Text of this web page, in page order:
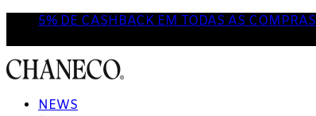
5% DE CASHBACK EM TODAS AS COMPRAS
NEWS